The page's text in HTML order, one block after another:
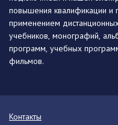
повышения квалификации и
применением
учебников, монографий,
программ, учебных
фильмов.
Контакты